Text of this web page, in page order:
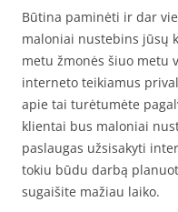
Būtina paminėti ir dar
maloniai nustebins jūsų
metu žmonės šiuo metu
interneto teikiamus
apie tai turėtumėte
klientai bus maloniai
paslaugas užsisakyti
tokiu būdu darbą
sugaišite mažiau laiko.